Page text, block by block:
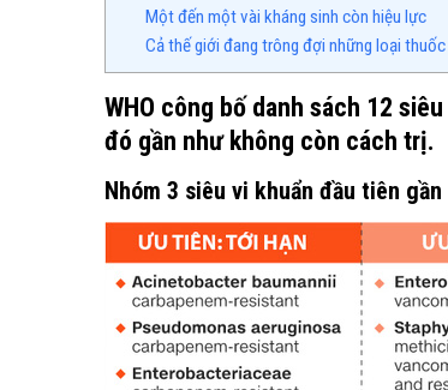
Một đến một vài kháng sinh còn hiệu lực
Cả thế giới đang trông đợi những loại
WHO công bố danh sách 12
đó gần như không còn cách trị.
Nhóm 3 siêu vi khuẩn đầu tiên